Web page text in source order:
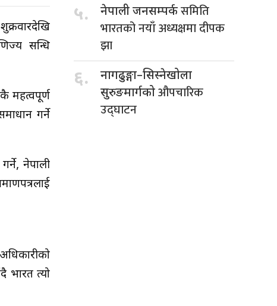
सन्धि
महत्वपूर्ण
गर्ने
नेपाली
भारत त्यो
५. नेपाली जनसम्पर्कसमिति
भारतको नयाँ अध्यक्षमा दीपक
झा
६.
नागढुङ्गा–सिस्नेखोला
सुरुङमार्गकोऔपचारिक
उद्घाटन